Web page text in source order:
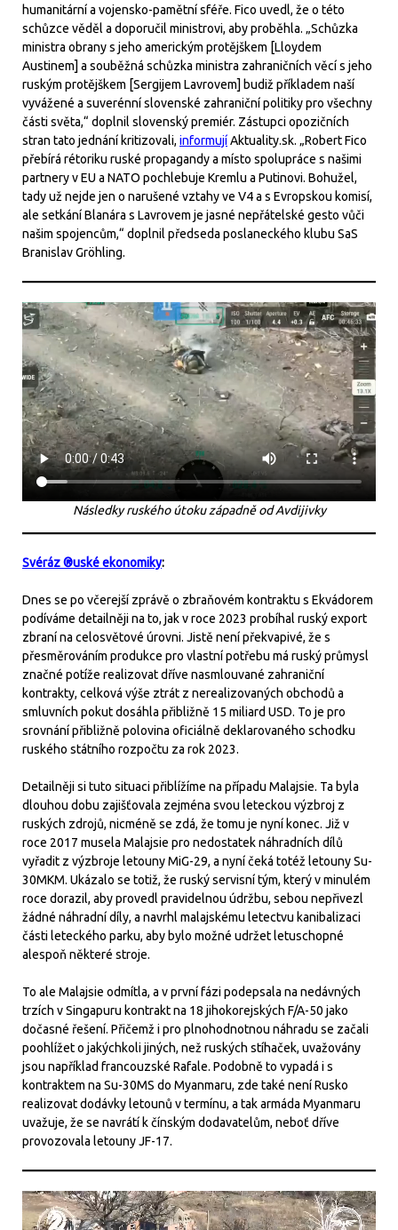
humanitární a vojensko-pamětní sféře. Fico uvedl, že o této
schůzce věděl a doporučil ministrovi, aby proběhla. „Schůzka
ministra obrany s jeho americkým protějškem [Lloydem
Austinem] a souběžná schůzka ministra zahraničních věcí s jeho
ruským protějškem [Sergijem Lavrovem] budiž příkladem naší
vyvážené a suverénní slovenské zahraniční politiky pro všechny
části světa,“ doplnil slovenský premiér. Zástupci opozičních
stran tato jednání kritizovali, informujíAktuality.sk. „Robert Fico
přebírá rétoriku ruské propagandy a místo spolupráce s našimi
partnery v EU a NATO pochlebuje Kremlu a Putinovi. Bohužel,
tady už nejde jen o narušené vztahy ve V4 a s Evropskou komisí,
ale setkání Blanára s Lavrovem je jasné nepřátelské gesto vůči
našim spojencům,“ doplnil předseda poslaneckého klubu SaS
Branislav Gröhling.
Následky ruského útoku západně od Avdijivky
Svéráz ®uské ekonomiky:
Dnes se po včerejší zprávě o zbraňovém kontraktu s Ekvádorem
podíváme detailněji na to, jak v roce 2023 probíhal ruský export
zbraní na celosvětové úrovni. Jistě není překvapivé, že s
přesměrováním produkce pro vlastní potřebu má ruský průmysl
značné potíže realizovat dříve nasmlouvané zahraniční
kontrakty, celková výše ztrát z nerealizovaných obchodů a
smluvních pokut dosáhla přibližně 15 miliard USD. To je pro
srovnání přibližně polovina oficiálně deklarovaného schodku
ruského státního rozpočtu za rok 2023.
Detailněji si tuto situaci přiblížíme na případu Malajsie. Ta byla
dlouhou dobu zajišťovala zejména svou leteckou výzbroj z
ruských zdrojů, nicméně se zdá, že tomu je nyní konec. Již v
roce 2017 musela Malajsie pro nedostatek náhradních dílů
vyřadit z výzbroje letouny MiG-29, a nyní čeká totéž letouny Su-
30MKM. Ukázalo se totiž, že ruský servisní tým, který v minulém
roce dorazil, aby provedl pravidelnou údržbu, sebou nepřivezl
žádné náhradní díly, a navrhl malajskému letectvu kanibalizaci
části leteckého parku, aby bylo možné udržet letuschopné
alespoň některé stroje.
To ale Malajsie odmítla, a v první fázi podepsala na nedávných
trzích v Singapuru kontrakt na 18 jihokorejských F/A-50 jako
dočasné řešení. Přičemž i pro plnohodnotnou náhradu se začali
poohlížet o jakýchkoli jiných, než ruských stíhaček, uvažovány
jsou například francouzské Rafale. Podobně to vypadá i s
kontraktem na Su-30MS do Myanmaru, zde také není Rusko
realizovat dodávky letounů v termínu, a tak armáda Myanmaru
uvažuje, že se navrátí k čínským dodavatelům, neboť dříve
provozovala letouny JF-17.